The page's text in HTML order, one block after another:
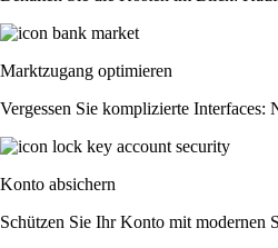
Marktzugang optimieren
Vergessen Sie komplizierte
Konto absichern
Schützen Sie Ihr Konto mit modernen